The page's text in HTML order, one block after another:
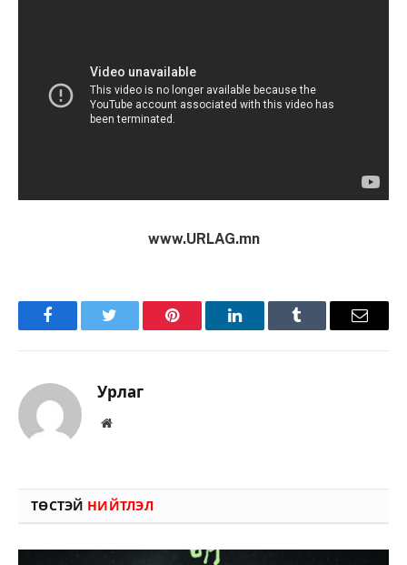
www.URLAG.mn
FacebookTwitter Pinterest LinkedInTumblr Имэйл
Урлаг
Вэбсайт
ТӨСТЭЙ НИЙТЛЭЛ